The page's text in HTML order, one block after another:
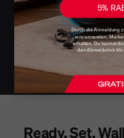
Ready, Set,
5%
Durch die Anmeldung
einverstanden,
erhalten. Du kannst
den Abmeldelink